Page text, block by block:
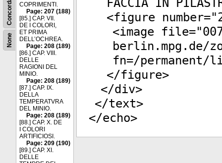
None
COPRIMENTI.
Page: 207 (188)
[85.] CAP. VII.
DE I COLORI,
ET PRIMA
DELL’OCHREA.
Page: 208 (189)
[86.] CAP. VIII.
DELLE
RAGIONI DEL
MINIO.
Page: 208 (189)
[87.] CAP. IX.
DELLA
TEMPERATVRA
DEL MINIO.
Page: 208 (189)
[88.] CAP. X. DE
I COLORI
ARTIFICIOSI.
Page: 209 (190)
[89.] CAP. XI.
DELLE
<figure number="
<image file="
berlin.mpg.de/
fn=/permanent/
</figure>
</div>
</text>
</echo>